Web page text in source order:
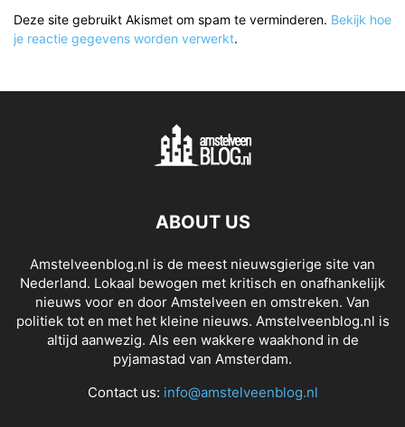
Deze site gebruikt Akismet om spam te verminderen. Bekijk hoe
je reactie gegevens worden verwerkt.
ABOUT US
Amstelveenblog.nl is de meest nieuwsgierige site van
Nederland. Lokaal bewogen met kritisch en onafhankelijk
nieuws voor en door Amstelveen en omstreken. Van
politiek tot en met het kleine nieuws. Amstelveenblog.nl is
altijd aanwezig. Als een wakkere waakhond in de
pyjamastad van Amsterdam.
Contact us: info@amstelveenblog.nl